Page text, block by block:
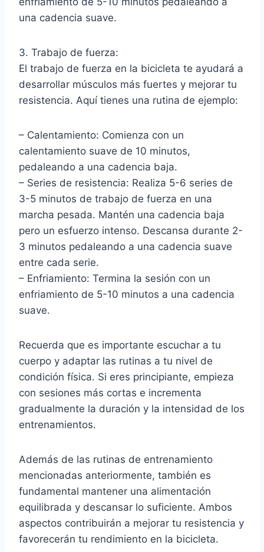
una cadencia suave.
3. Trabajo de fuerza:
El trabajo de fuerza en la bicicleta te ayudará a
desarrollar músculos más fuertes y mejorar tu
resistencia. Aquí tienes una rutina de ejemplo:
– Calentamiento: Comienza con un
calentamiento suave de 10 minutos,
pedaleando a una cadencia baja.
– Series de resistencia: Realiza 5-6 series de
3-5 minutos de trabajo de fuerza en una
marcha pesada. Mantén una cadencia baja
pero un esfuerzo intenso. Descansa durante 2-
3 minutos pedaleando a una cadencia suave
entre cada serie.
– Enfriamiento: Termina la sesión con un
enfriamiento de 5-10 minutos a una cadencia
suave.
Recuerda que es importante escuchar a tu
cuerpo y adaptar las rutinas a tu nivel de
condición física. Si eres principiante, empieza
con sesiones más cortas e incrementa
gradualmente la duración y la intensidad de los
entrenamientos.
Además de las rutinas de entrenamiento
mencionadas anteriormente, también es
fundamental mantener una alimentación
equilibrada y descansar lo suficiente. Ambos
aspectos contribuirán a mejorar tu resistencia y
favorecerán tu rendimiento en la bicicleta.